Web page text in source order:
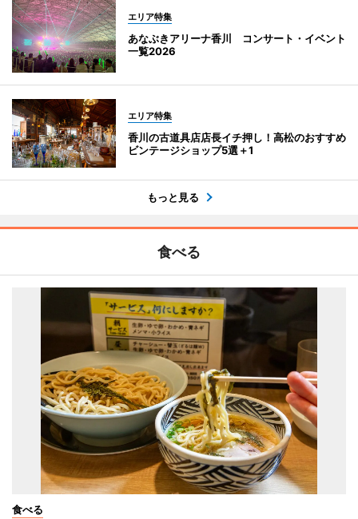
エリア特集
あなぶきアリーナ香川 コンサート・イベント
一覧2026
エリア特集
香川の古道具店店長イチ押し！高松のおすすめ
ビンテージショップ5選＋1
もっと見る
食べる
食べる